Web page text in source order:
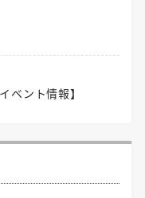
ベント情報】